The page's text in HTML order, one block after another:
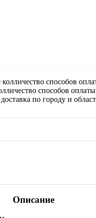
способов оплаты
Описание